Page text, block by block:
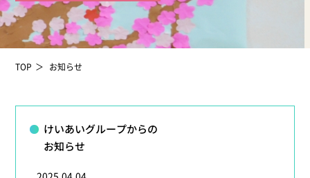
TOP お知らせ
けいあいグループからの
お知らせ